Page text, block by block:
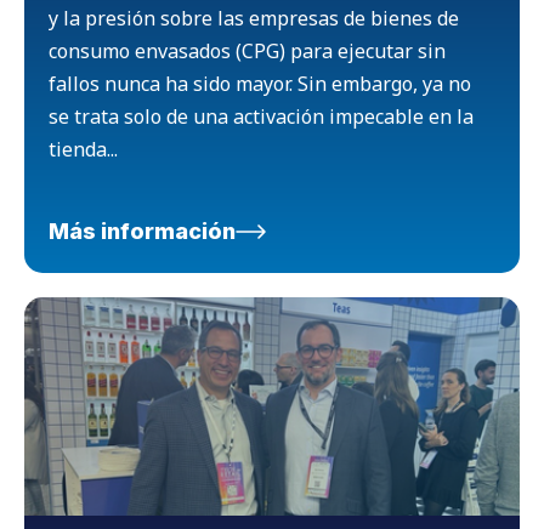
y la presión sobre las empresas de bienes de
consumo envasados (CPG) para ejecutar sin
fallos nunca ha sido mayor. Sin embargo, ya no
se trata solo de una activación impecable en la
tienda...
Más información